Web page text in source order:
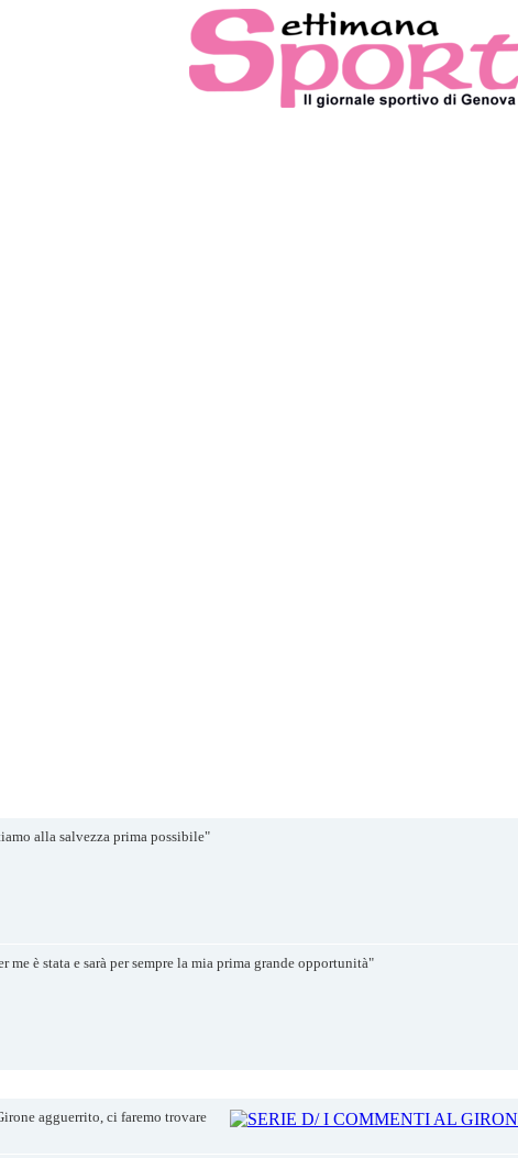
alla salvezza prima possibile"
è stata e sarà per sempre la mia prima grande opportunità"
agguerrito, ci faremo trovare